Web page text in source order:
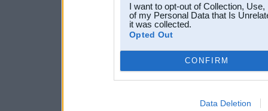
I want to opt-out of Collection,
of my Personal Data that Is
it was collected.
Opted Out
CONFIRM
Data Deletion